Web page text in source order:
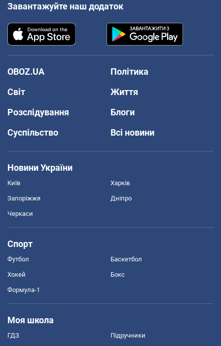
Завантажуйте наш додаток
OBOZ.UA
Політика
Світ
Життя
Розслідування
Блоги
Суспільство
Всі новини
Новини України
Київ Харків
Запоріжжя Дніпро
Черкаси
Спорт
Футбол Баскетбол
Хокей Бокс
Формула-1
Моя школа
ГДЗ Підручники